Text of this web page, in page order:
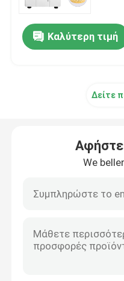
Καλύτερη τιμή
Δείτε
Αφήστε
We